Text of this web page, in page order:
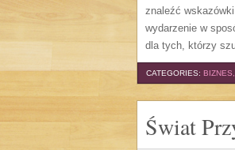
znaleźć
wydarzenie w
dla tych, którzy
CATEGORIES:
Świat